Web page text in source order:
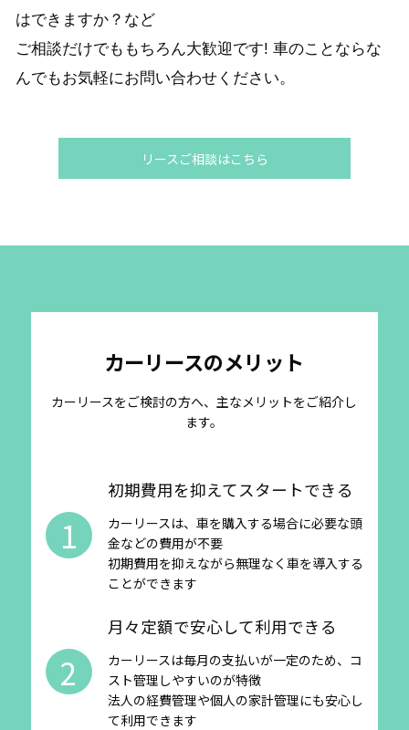
はできますか？など
ご相談だけでももちろん大歓迎です! 車のことならな
んでもお気軽にお問い合わせください。
リースご相談はこちら
カーリースのメリット
カーリースをご検討の方へ、主なメリットをご紹介し
ます。
初期費用を抑えてスタートできる
カーリースは、車を購入する場合に必要な頭
金などの費用が不要
初期費用を抑えながら無理なく車を導入する
ことができます
1
月々定額で安心して利用できる
カーリースは毎月の支払いが一定のため、コ
スト管理しやすいのが特徴
法人の経費管理や個人の家計管理にも安心し
て利用できます
2